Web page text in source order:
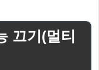
끄기(멀티